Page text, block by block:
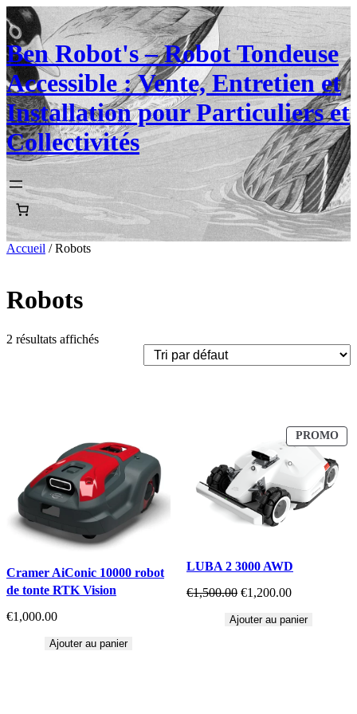
Ben Robot's – Robot Tondeuse
Accessible : Vente, Entretien et
Installation pour Particuliers et
Collectivités
Accueil / Robots
Robots
2 résultats affichés
Cramer AiConic 10000 robot
de tonte RTK Vision
€1,000.00
Ajouter au panier
PROMO
LUBA 2 3000 AWD
€1,500.00 €1,200.00
Ajouter au panier